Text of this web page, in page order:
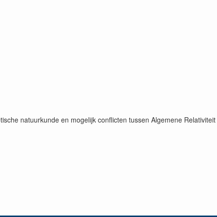
natuurkunde en mogelijk conflicten tussen Algemene Relativiteit